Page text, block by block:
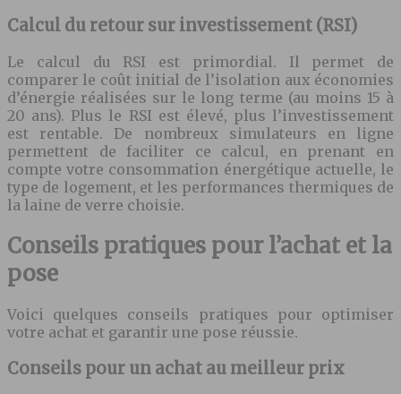
Calcul du retour sur investissement (RSI)
Le calcul du RSI est primordial. Il permet de
comparer le coût initial de l’isolation aux économies
d’énergie réalisées sur le long terme (au moins 15 à
20 ans). Plus le RSI est élevé, plus l’investissement
est rentable. De nombreux simulateurs en ligne
permettent de faciliter ce calcul, en prenant en
compte votre consommation énergétique actuelle, le
type de logement, et les performances thermiques de
la laine de verre choisie.
Conseils pratiques pour l’achat et la
pose
Voici quelques conseils pratiques pour optimiser
votre achat et garantir une pose réussie.
Conseils pour un achat au meilleur prix